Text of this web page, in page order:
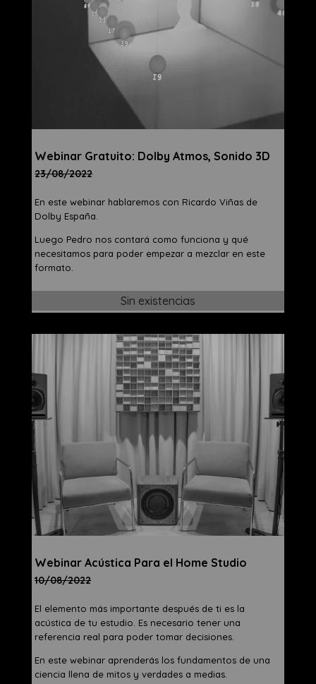
Webinar​ Gratuito: Dolby Atmos, Sonido 3D
23/08/2022
En este webinar hablaremos con Ricardo Viñas de
Dolby España.
Luego Pedro nos contará como funciona y qué
necesitamos para poder empezar a mezclar en este
formato.
Sin existencias
Webinar Acústica Para el Home Studio
10/08/2022
El elemento más importante después de ti es la
acústica de tu estudio. Es necesario tener una
referencia real para poder tomar decisiones.
En este webinar aprenderás los fundamentos de una
ciencia llena de mitos y verdades a medias.